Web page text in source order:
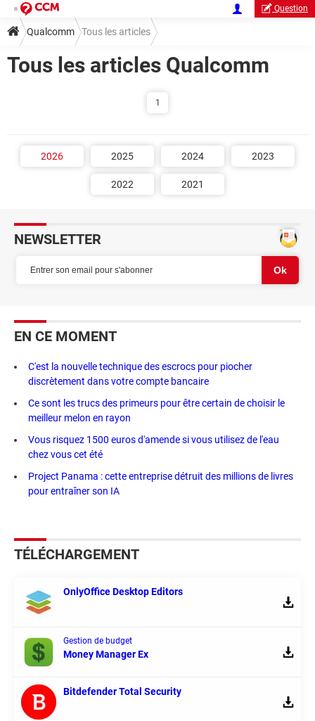
Question
Qualcomm Tous les articles
Tous les articles Qualcomm
1
2026 2025 2024 2023
2022 2021
NEWSLETTER
EN CE MOMENT
C'est la nouvelle technique des escrocs pour piocher
discrètement dans votre compte bancaire
Ce sont les trucs des primeurs pour être certain de choisir le
meilleur melon en rayon
Vous risquez 1500 euros d'amende si vous utilisez de l'eau
chez vous cet été
Project Panama : cette entreprise détruit des millions de livres
pour entraîner son IA
TÉLÉCHARGEMENT
OnlyOffice Desktop Editors
Gestion de budget
Money Manager Ex
Bitdefender Total Security